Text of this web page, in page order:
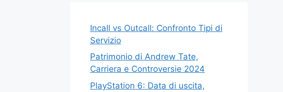
Incall vs Outcall: Confronto Tipi di
Servizio
Patrimonio di Andrew Tate,
Carriera e Controversie 2024
PlayStation 6: Data di uscita,